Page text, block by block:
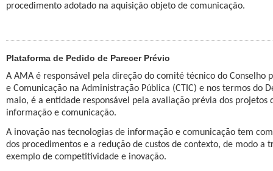
procedimento adotado na aquisição objeto de comunicação.
Plataforma de Pedido de Parecer Prévio
A AMA é responsável pela direção do comité técnico do Conselho
e Comunicação na Administração Pública (CTIC) e nos termos do
maio, é a entidade responsável pela avaliação prévia dos projetos
informação e comunicação.
A inovação nas tecnologias de informação e comunicação tem
dos procedimentos e a redução de custos de contexto, de modo a
exemplo de competitividade e inovação.